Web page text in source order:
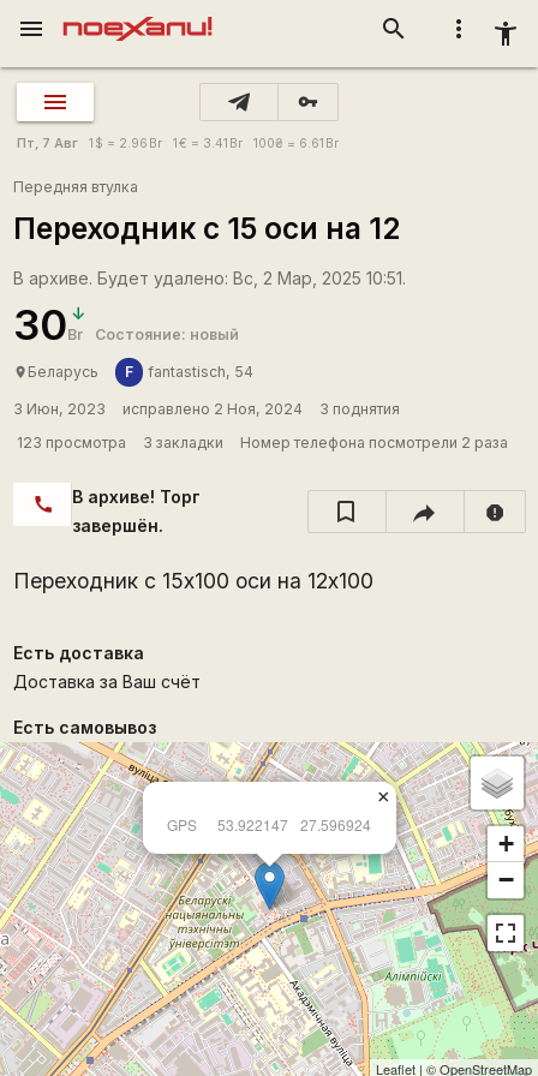
more_vert accessibility_new
search
menu
vpn_key
Пт, 7 Авг 1 $ = 2.96 Br 1€ = 3.41 Br 100₴ = 6.61 Br
Передняя втулка
Переходник с 15 оси на 12
В архиве. Будет удалено: Вс, 2 Мар, 2025 10:51.
30Br Состояние: новый
place Беларусь F fantastisch, 54
3 Июн, 2023 исправлено 2 Ноя, 2024
3 поднятия
123 просмотра
3 закладки Номер телефона посмотрели 2 раза
call
В архиве! Торг
завершён.
report
Переходник с 15х100 оси на 12х100
Есть доставка
Доставка за Ваш счёт
Есть самовывоз
GPS 53.922147 27.596924
×
+
−
Leaflet| ©OpenStreetMap